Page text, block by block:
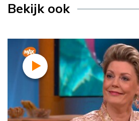
Bekijk ook